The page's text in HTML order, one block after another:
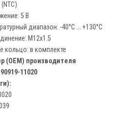
5 В
диапазон: -40°C ... +130°C
M12x1.5
кольцо: в комплекте
(OEM) производителя
90919-11020